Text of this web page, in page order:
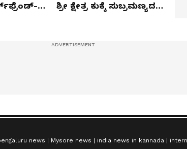
ಶ್ರೀ ಕ್ಷೇತ್ರ ಕುಕ್ಕೆ ಸುಬ್ರಮಣ್ಯದ
news Mysore news india news in kannada